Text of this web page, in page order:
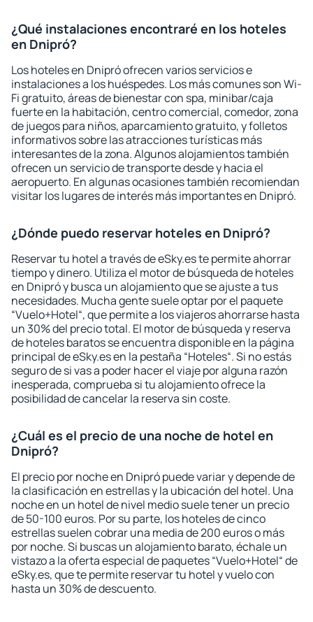
¿Qué instalaciones encontraré en los hoteles
en Dnipró?
Los hoteles en Dnipró ofrecen varios servicios e
instalaciones a los huéspedes. Los más comunes son Wi-
Fi gratuito, áreas de bienestar con spa, minibar/caja
fuerte en la habitación, centro comercial, comedor, zona
de juegos para niños, aparcamiento gratuito, y folletos
informativos sobre las atracciones turísticas más
interesantes de la zona. Algunos alojamientos también
ofrecen un servicio de transporte desde y hacia el
aeropuerto. En algunas ocasiones también recomiendan
visitar los lugares de interés más importantes en Dnipró.
¿Dónde puedo reservar hoteles en Dnipró?
Reservar tu hotel a través de eSky.es te permite ahorrar
tiempo y dinero. Utiliza el motor de búsqueda de hoteles
en Dnipró y busca un alojamiento que se ajuste a tus
necesidades. Mucha gente suele optar por el paquete
“Vuelo+Hotel“, que permite a los viajeros ahorrarse hasta
un 30% del precio total. El motor de búsqueda y reserva
de hoteles baratos se encuentra disponible en la página
principal de eSky.es en la pestaña “Hoteles“. Si no estás
seguro de si vas a poder hacer el viaje por alguna razón
inesperada, comprueba si tu alojamiento ofrece la
posibilidad de cancelar la reserva sin coste.
¿Cuál es el precio de una noche de hotel en
Dnipró?
El precio por noche en Dnipró puede variar y depende de
la clasificación en estrellas y la ubicación del hotel. Una
noche en un hotel de nivel medio suele tener un precio
de 50-100 euros. Por su parte, los hoteles de cinco
estrellas suelen cobrar una media de 200 euros o más
por noche. Si buscas un alojamiento barato, échale un
vistazo a la oferta especial de paquetes “Vuelo+Hotel“ de
eSky.es, que te permite reservar tu hotel y vuelo con
hasta un 30% de descuento.